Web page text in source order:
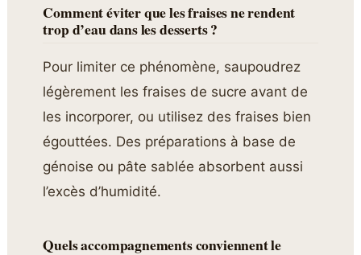
Comment éviter que les fraises ne rendent
trop d’eau dans les desserts ?
Pour limiter ce phénomène, saupoudrez
légèrement les fraises de sucre avant de
les incorporer, ou utilisez des fraises bien
égouttées. Des préparations à base de
génoise ou pâte sablée absorbent aussi
l’excès d’humidité.
Quels accompagnements conviennent le